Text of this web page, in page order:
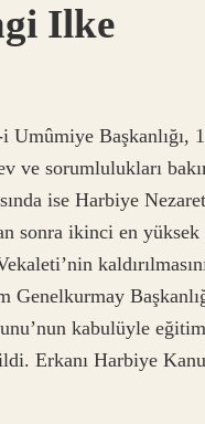
Ilke
Başkanlığı,
sorumlulukları
ise Harbiye
sonra ikinci en
Genelkurmay
kabulüyle
Erkanı Harbiye